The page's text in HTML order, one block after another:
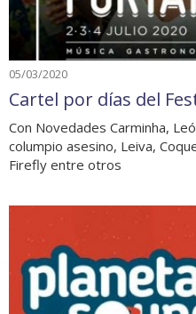
05/03/2020
Cartel por días del
Con Novedades Carminha,
columpio asesino, Leiva,
Firefly entre otros